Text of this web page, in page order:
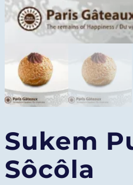
Sukem
Sôcôla